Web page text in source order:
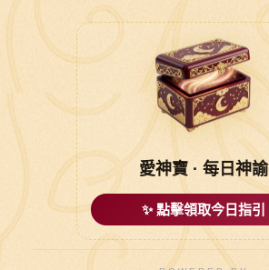
愛神寶 · 每日神諭
✨ 點擊領取今日指引